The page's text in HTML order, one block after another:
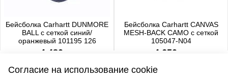
Бейсболка Carhartt DUNMORE
BALL с сеткой синий/
оранжевый 101195 126
4 480 р.
Бейсболка Carhartt CANVAS
MESH-BACK CAMO с сеткой
105047-N04
4 650 р.
Согласие на использование cookie